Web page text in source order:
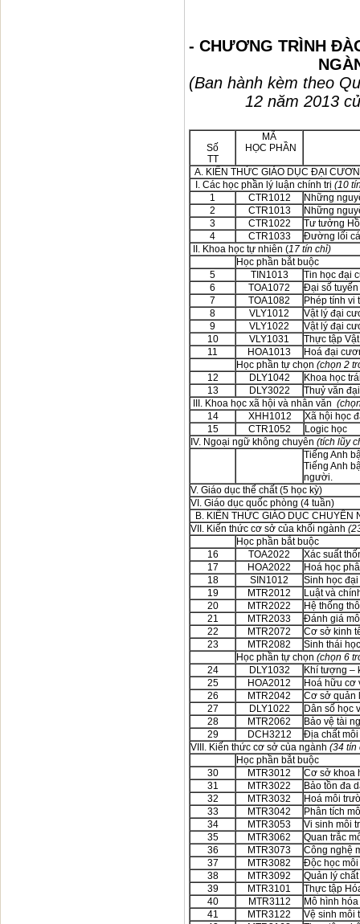
- CHƯƠNG TRÌNH
(Ban hành kèm theo
12 năm 2013
Số
TT
MÃ
HỌC PHẦN
A. KIẾN THỨC GIÁO DỤC ĐẠI
I. Các học phần lý luận chính trị (10
1
CTR1012
Những
2
CTR1013
Những
3
CTR1022
Tư tưởng
4
CTR1033
Đường lối
II. Khoa học tự nhiên (17 tín chỉ)
Học phần bắt buộc
5
TIN1013
Tin học đại
6
TOA1072
Đại số
7
TOA1082
Phép tính vi
8
VLY1012
Vật lý đại
9
VLY1022
Vật lý đại
10
VLY1031
Thực tập
11
HOA1013
Hoá đại
Học phần tự chọn (chọn 2
12
DLY1042
Khoa học
13
DLY3022
Thuỷ văn
III. Khoa học xã hội và nhân văn
14
XHH1012
Xã hội học
15
CTR1052
Logic học
IV. Ngoại ngữ không chuyên (tích lũy
Tiếng Anh
Tiếng Anh
người.
V. Giáo dục thể chất
VI. Giáo dục quốc phòng (4 tuần)
B. KIẾN THỨC GIÁO DỤC CHUYÊN
VII. Kiến thức cơ sở của khối ngành
Học phần bắt buộc
16
TOA2022
Xác suất
17
HOA2022
Hoá học
18
SIN1012
Sinh học
19
MTR2012
Luật và
20
MTR2022
Hệ thống
21
MTR2033
Đánh giá
22
MTR2072
Cơ sở kinh
23
MTR2082
Sinh thái
Học phần tự chọn (chọn 6
24
DLY1032
Khí tượng –
25
HOA2012
Hoá hữu cơ
26
MTR2042
Cơ sở quản
27
DLY1022
Dân số học
28
MTR2062
Bảo vệ tài
29
DCH3212
Địa chất
VIII. Kiến thức cơ sở của ngành (34 tín
Học phần bắt buộc
30
MTR3012
Cơ sở khoa
31
MTR3022
Bảo tồn đa
32
MTR3032
Hoá môi
33
MTR3042
Phân tích
34
MTR3053
Vi sinh môi
35
MTR3062
Quan trắc
36
MTR3073
Công nghệ
37
MTR3082
Độc học
38
MTR3092
Quản lý
39
MTR3101
Thực tập
40
MTR3112
Mô hình
41
MTR3122
Vệ sinh môi